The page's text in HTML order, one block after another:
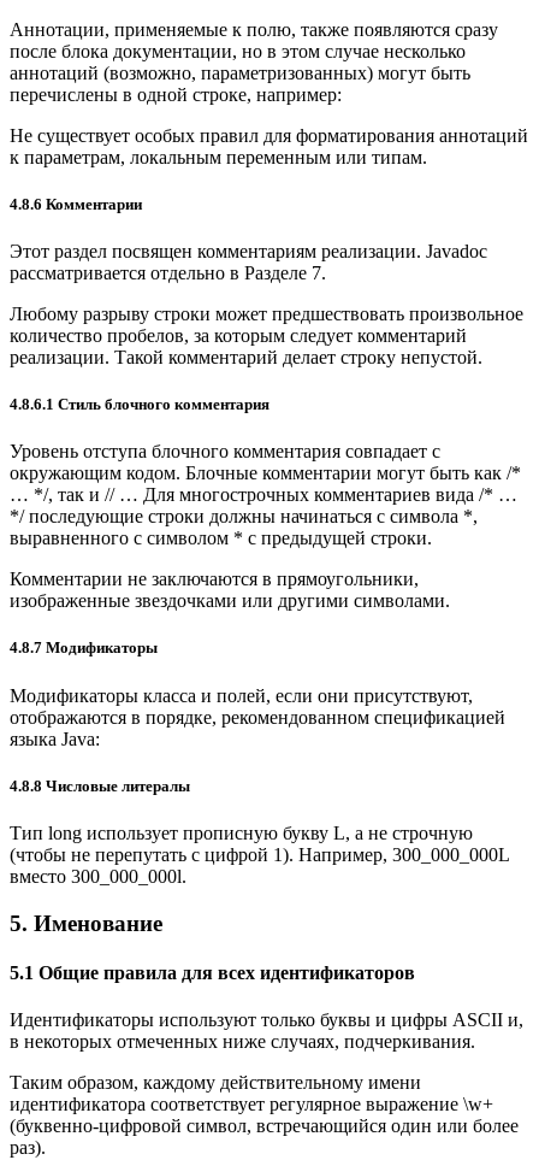
Аннотации, применяемые к полю, также появляются сразу
после блока документации, но в этом случае несколько
аннотаций (возможно, параметризованных) могут быть
перечислены в одной строке, например:
Не существует особых правил для форматирования аннотаций
к параметрам, локальным переменным или типам.
4.8.6 Комментарии
Этот раздел посвящен комментариям реализации. Javadoc
рассматривается отдельно в Разделе 7.
Любому разрыву строки может предшествовать произвольное
количество пробелов, за которым следует комментарий
реализации. Такой комментарий делает строку непустой.
4.8.6.1 Стиль блочного комментария
Уровень отступа блочного комментария совпадает с
окружающим кодом. Блочные комментарии могут быть как /*
… */, так и // … Для многострочных комментариев вида /* …
*/ последующие строки должны начинаться с символа *,
выравненного с символом * с предыдущей строки.
Комментарии не заключаются в прямоугольники,
изображенные звездочками или другими символами.
4.8.7 Модификаторы
Модификаторы класса и полей, если они присутствуют,
отображаются в порядке, рекомендованном спецификацией
языка Java:
4.8.8 Числовые литералы
Тип long использует прописную букву L, а не строчную
(чтобы не перепутать с цифрой 1). Например, 300_000_000L
вместо 300_000_000l.
5. Именование
5.1 Общие правила для всех идентификаторов
Идентификаторы используют только буквы и цифры ASCII и,
в некоторых отмеченных ниже случаях, подчеркивания.
Таким образом, каждому действительному имени
идентификатора соответствует регулярное выражение \w+
(буквенно-цифровой символ, встречающийся один или более
раз).